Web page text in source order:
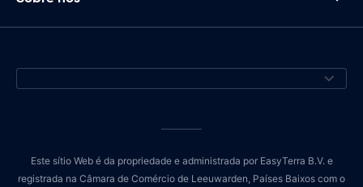
Este sítio Web é da propriedade e administrada por EasyTerra B.V. e
registrada na Câmara de Comércio de Leeuwarden, Países Baixos com o